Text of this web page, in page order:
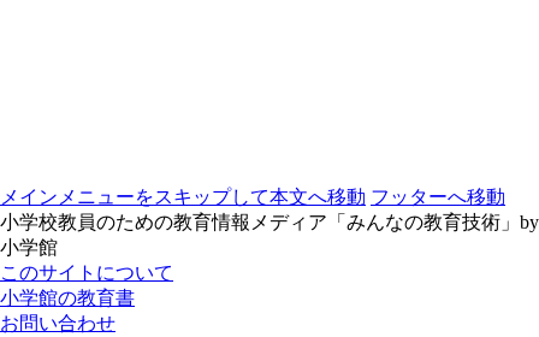
メインメニューをスキップして本文へ移動 フッターへ移動
小学校教員のための教育情報メディア「みんなの教育技術」by
小学館
このサイトについて
小学館の教育書
お問い合わせ